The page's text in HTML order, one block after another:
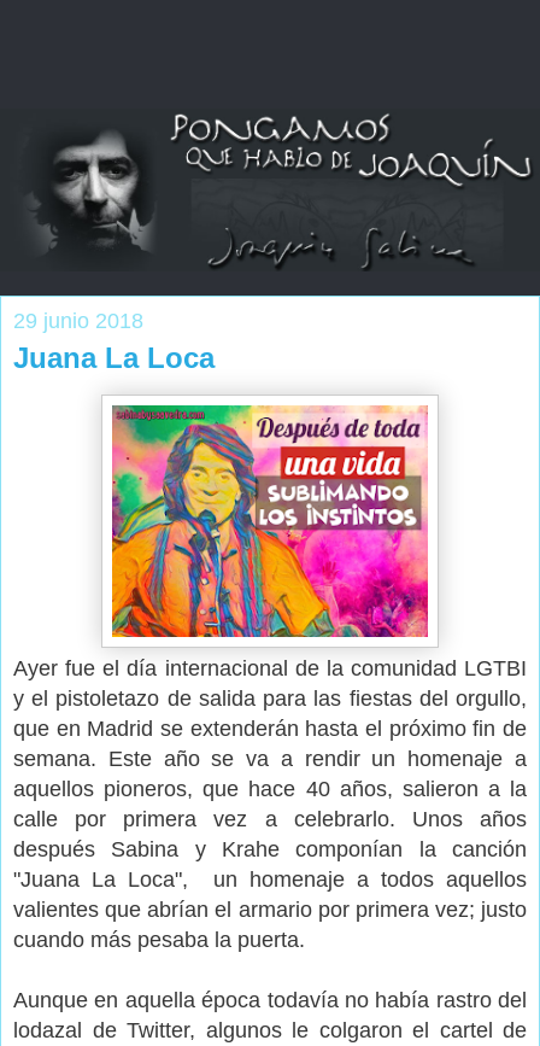
29 junio 2018
Juana La Loca
Ayer fue el día internacional de la comunidad LGTBI
y el pistoletazo de salida para las fiestas del orgullo,
que en Madrid se extenderán hasta el próximo fin de
semana. Este año se va a rendir un homenaje a
aquellos pioneros, que hace 40 años, salieron a la
calle por primera vez a celebrarlo. Unos años
después Sabina y Krahe componían la canción
"Juana La Loca", un homenaje a todos aquellos
valientes que abrían el armario por primera vez; justo
cuando más pesaba la puerta.
Aunque en aquella época todavía no había rastro del
lodazal de Twitter, algunos le colgaron el cartel de